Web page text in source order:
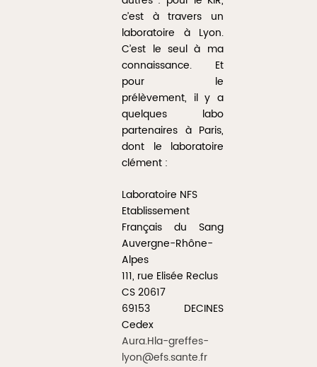
c’est à travers un
laboratoire à Lyon.
C’est le seul à ma
connaissance. Et
pour le
prélèvement, il y a
quelques labo
partenaires à Paris,
dont le laboratoire
clément :
Laboratoire NFS
Etablissement
Français du Sang
Auvergne-Rhône-
Alpes
111, rue Elisée Reclus
CS 20617
69153 DECINES
Cedex
Aura.Hla-greffes-
lyon@efs.sante.fr